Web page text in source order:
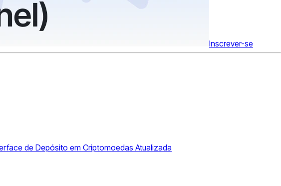
Inscrever-se
de Depósito em Criptomoedas Atualizada